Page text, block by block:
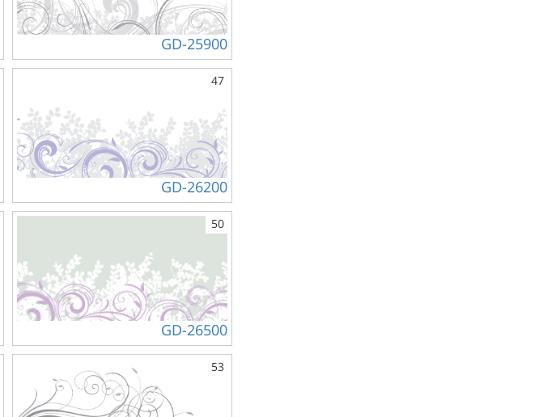
GD-25900
GD-26200
47
GD-26500
50
53